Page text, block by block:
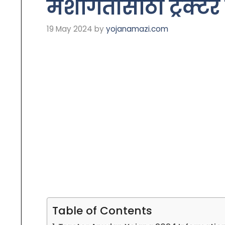
मशागतीसाठी
19 May 2024 by yojanamazi.com
Table of Contents